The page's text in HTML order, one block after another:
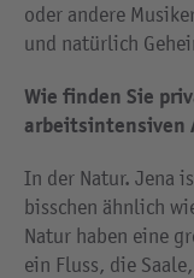
oder andere
und natürlich
Wie finden Sie
arbeitsintensiven
In der Natur. Jena
bisschen ähnlich
Natur haben eine
ein Fluss, die